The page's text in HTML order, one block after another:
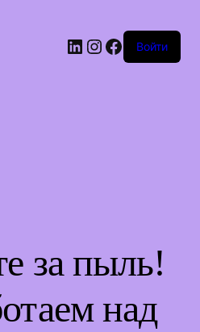
LinkedIn
Instagram
Facebook
Войти
за пыль!
над